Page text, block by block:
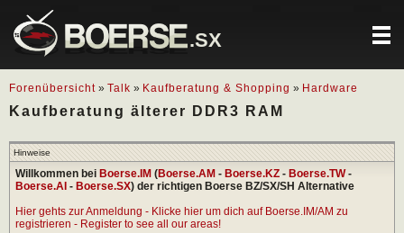
.SX
Forenübersicht » Talk » Kaufberatung & Shopping » Hardware
Kaufberatung älterer DDR3 RAM
Hinweise
Willkommen bei Boerse.IM (Boerse.AM - Boerse.KZ - Boerse.TW-
Boerse.AI - Boerse.SX) der richtigen Boerse BZ/SX/SH Alternative
Hier gehts zur Anmeldung - Klicke hier um dich auf Boerse.IM/AM zu
registrieren - Register to see all our areas!